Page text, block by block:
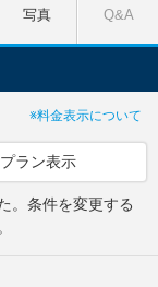
写真 Q&A
※料金表示について
ラン表示
。条件を変更する